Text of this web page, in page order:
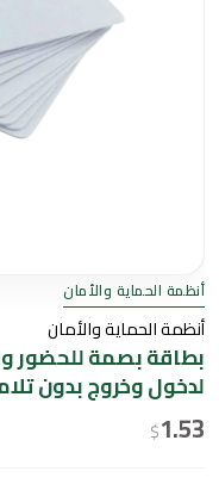
أنظمة الحماية والأمان
أنظمة الحماية والأمان
بطاقة بصمة للحضور
لدخول وخروج بدون
$1.53